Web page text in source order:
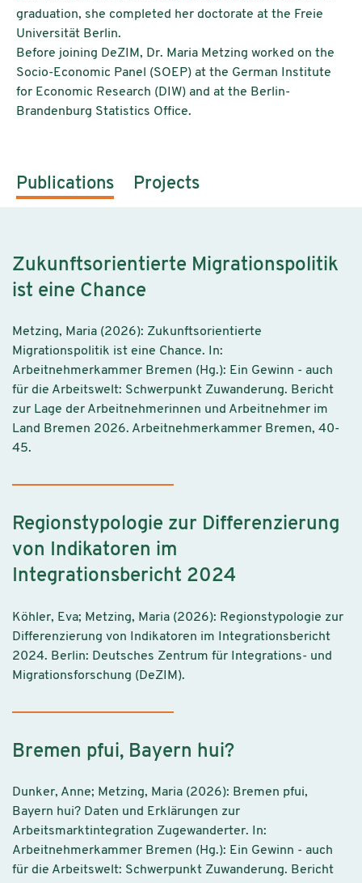
graduation, she completed her doctorate at the Freie
Universität Berlin.
Before joining DeZIM, Dr. Maria Metzing worked on the
Socio-Economic Panel (SOEP) at the German Institute
for Economic Research (DIW) and at the Berlin-
Brandenburg Statistics Office.
Publications Projects
Zukunftsorientierte Migrationspolitik
ist eine Chance
Metzing, Maria (2026): Zukunftsorientierte
Migrationspolitik ist eine Chance. In:
Arbeitnehmerkammer Bremen (Hg.): Ein Gewinn - auch
für die Arbeitswelt: Schwerpunkt Zuwanderung. Bericht
zur Lage der Arbeitnehmerinnen und Arbeitnehmer im
Land Bremen 2026. Arbeitnehmerkammer Bremen, 40-
45.
Regionstypologie zur Differenzierung
von Indikatoren im
Integrationsbericht 2024
Köhler, Eva; Metzing, Maria (2026): Regionstypologie zur
Differenzierung von Indikatoren im Integrationsbericht
2024. Berlin: Deutsches Zentrum für Integrations- und
Migrationsforschung (DeZIM).
Bremen pfui, Bayern hui?
Dunker, Anne; Metzing, Maria (2026): Bremen pfui,
Bayern hui? Daten und Erklärungen zur
Arbeitsmarktintegration Zugewanderter. In:
Arbeitnehmerkammer Bremen (Hg.): Ein Gewinn - auch
für die Arbeitswelt: Schwerpunkt Zuwanderung. Bericht